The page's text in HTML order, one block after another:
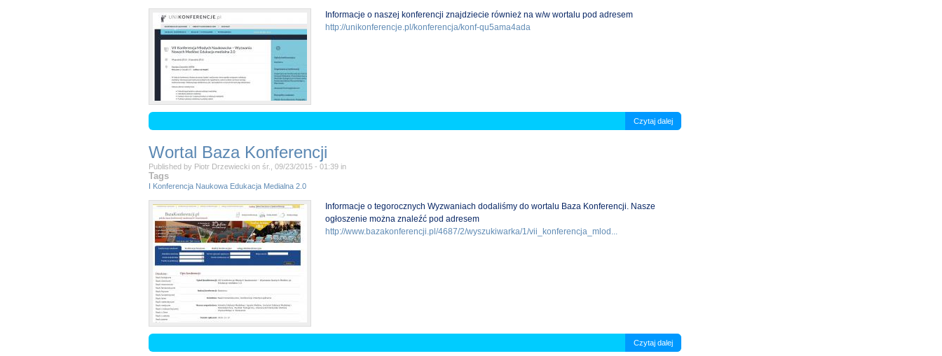
Informacje o naszej konferencji znajdziecie również na w/w wortalu pod adresem
http://unikonferencje.pl/konferencja/konf-qu5ama4ada
Czytaj dalej
Wortal Baza Konferencji
Published by Piotr Drzewiecki on śr., 09/23/2015 - 01:39 in
Tags
I Konferencja Naukowa Edukacja Medialna 2.0
Informacje o tegorocznych Wyzwaniach dodaliśmy do wortalu Baza Konferencji. Nasze
ogłoszenie można znaleźć pod adresem
http://www.bazakonferencji.pl/4687/2/wyszukiwarka/1/vii_konferencja_mlod...
Czytaj dalej